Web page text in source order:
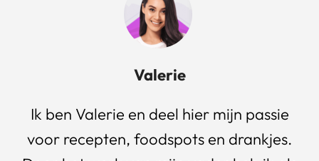
Valerie
Ik ben Valerie en deel hier mijn passie
voor recepten, foodspots en drankjes.